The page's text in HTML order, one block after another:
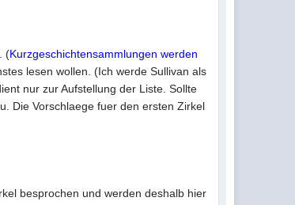
(Kurzgeschichtensammlungen werden
lesen wollen. (Ich werde Sullivan als
nur zur Aufstellung der Liste. Sollte
Die Vorschlaege fuer den ersten Zirkel
besprochen und werden deshalb hier